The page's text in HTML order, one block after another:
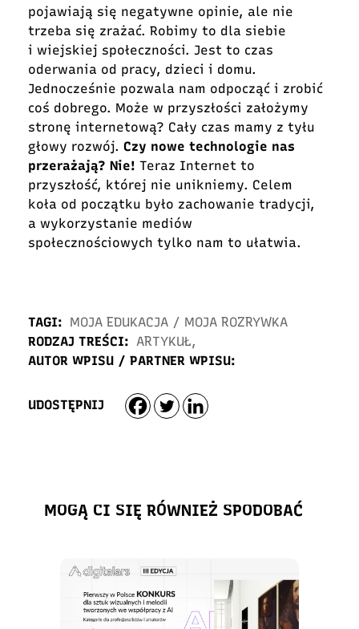
pojawiają się negatywne opinie, ale nie
trzeba się zrażać. Robimy to dla siebie
i wiejskiej społeczności. Jest to czas
oderwania od pracy, dzieci i domu.
Jednocześnie pozwala nam odpocząć i zrobić
coś dobrego. Może w przyszłości założymy
stronę internetową? Cały czas mamy z tyłu
głowy rozwój. Czy nowe technologie nas
przerażają? Nie! Teraz Internet to
przyszłość, której nie unikniemy. Celem
koła od początku było zachowanie tradycji,
a wykorzystanie mediów
społecznościowych tylko nam to ułatwia.
TAGI: MOJA EDUKACJA / MOJA ROZRYWKA
RODZAJ TREŚCI: ARTYKUŁ,
AUTOR WPISU / PARTNER WPISU:
UDOSTĘPNIJ
MOGĄ CI SIĘ RÓWNIEŻ SPODOBAĆ